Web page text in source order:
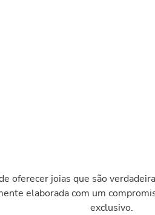
oferecer joias que são
elaborada com um
exclusivo.